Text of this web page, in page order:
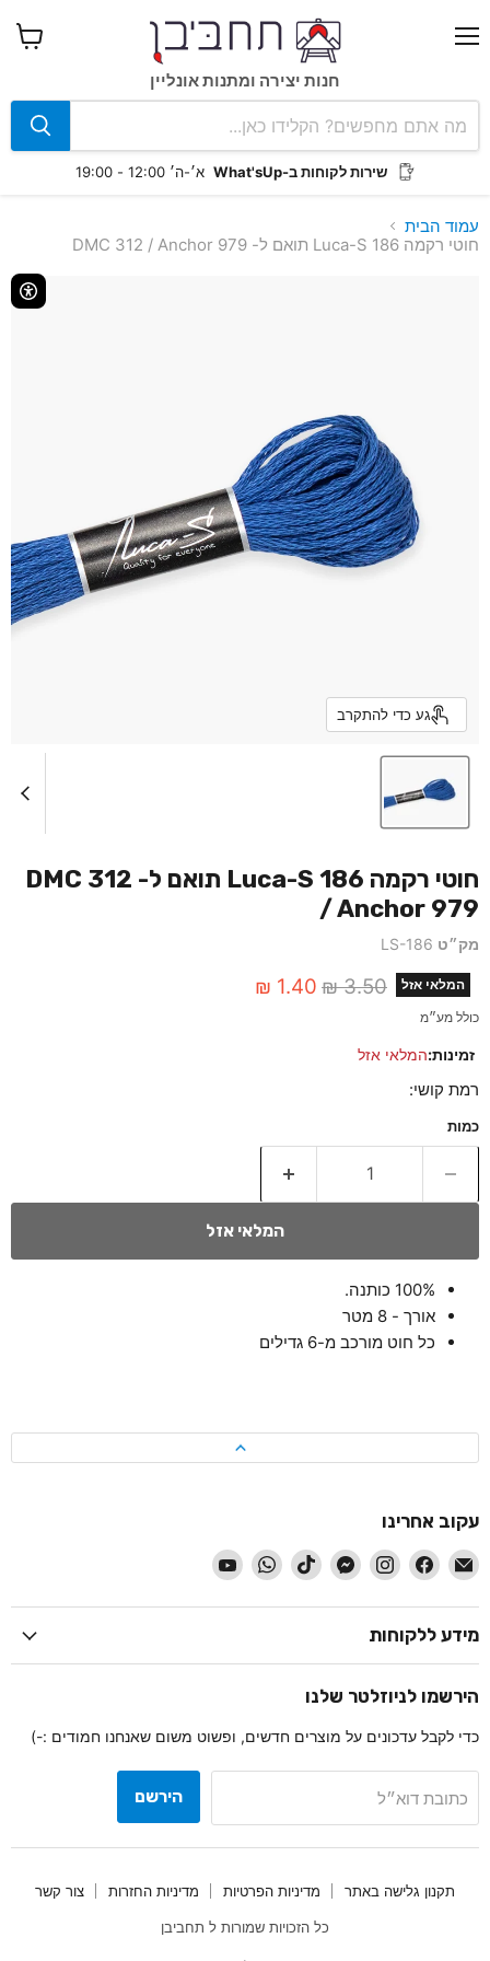
חנות יצירה ומתנות אונליין
שירות לקוחות ב-What'sUp א׳-ה׳ 12:00 - 19:00
עמוד הבית
חוטי רקמה Luca-S 186 תואם ל- DMC 312 / Anchor 979
גע כדי להתקרב
חוטי רקמה Luca-S 186 תואם ל- DMC 312
/ Anchor 979
מק״ט LS-186
המלאי אזל מחיר מקורי
3.50 ₪ מחיר נוכחי
1.40 ₪
כולל מע״מ
זמינות:המלאי אזל
רמת קושי:
כמות
המלאי אזל
100% כותנה.
אורך - 8 מטר
כל חוט מורכב מ-6 גדילים
עקוב אחרינו
-
עקוב
אחרינו
ב
-
עקוב
אחרינו
ב
-
עקוב
אחרינו
ב
-
עקוב
אחרינו
-
עקוב
אחרינו
-
עקוב
אחרינו
-
אחרינו
מידע ללקוחות
הירשמו לניוזלטר שלנו
כדי לקבל עדכונים על מוצרים חדשים, ופשוט משום שאנחנו חמודים :-)
כתובת דוא״ל הירשם
תקנון גלישה באתר מדיניות הפרטיות מדיניות החזרות צור קשר
כל הזכויות שמורות ל תחביבן
.